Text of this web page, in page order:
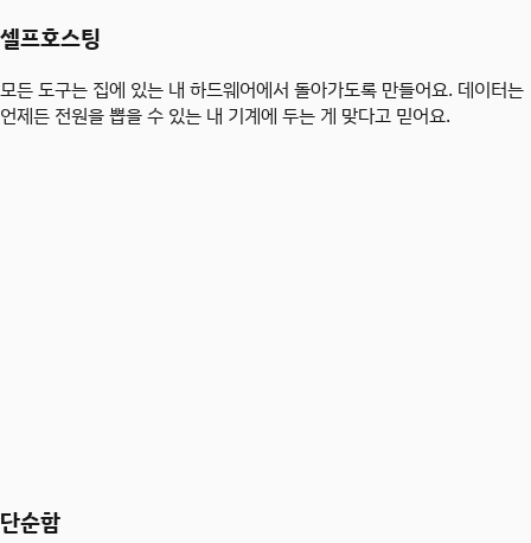
셀프호스팅
모든 도구는 집에 있는 내 하드웨어에서 돌아가도록 만들어요. 데이터는
언제든 전원을 뽑을 수 있는 내 기계에 두는 게 맞다고 믿어요.
단순함